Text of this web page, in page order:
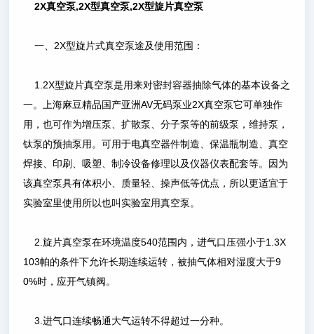
2X真空泵,2X型真空泵,2X型旋片真空泵
一、2X型旋片式真空泵途及使用范围：
1.2X型旋片真空泵是用来对密封容器抽除气体的基本设备之
一。上海麻豆精品国产亚洲AV无码泵业2X真空泵它可单独作
用，也可作为增压泵、扩散泵、分子泵等的前级泵，维持泵，
钛泵的预抽泵用。可用于电真空器件制造、保温瓶制造、真空
焊接、印刷、吸塑、制冷设备修理以及仪器仪表配套等。因为
该真空泵具有体积小、质量轻、操声低等优点，所以更适宜于
实验室里使用所以也叫实验室用真空泵。
2.旋片真空泵在环境温度540范围内，进气口压强小于1.3X
103帕的条件下允许长期连续运转，被抽气体相对湿度大于9
0%时，应开气镇阀。
3.进气口连续畅通大气运转不得超过一分种。